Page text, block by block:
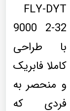
FLY-DYT
9000 2-32
با طراحی
کاملا فابریک
و منحصر به
فردی که